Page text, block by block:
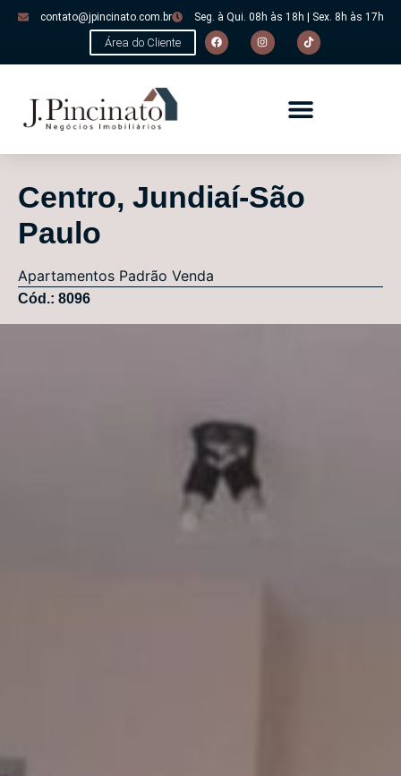
contato@jpincinato.com.br Seg. à Qui. 08h às 18h | Sex. 8h às 17h
Área do Cliente
Centro, Jundiaí-São
Paulo
Apartamentos Padrão Venda
Cód.: 8096